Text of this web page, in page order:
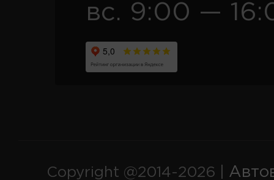
вс. 9:00 —
Copyright @2014-2026 |